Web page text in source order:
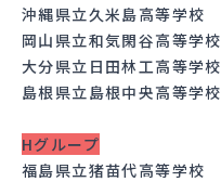
沖縄県立久米島高等学校
岡山県立和気閑谷高等学校
大分県立日田林工高等学校
島根県立島根中央高等学校
Hグループ
福島県立猪苗代高等学校